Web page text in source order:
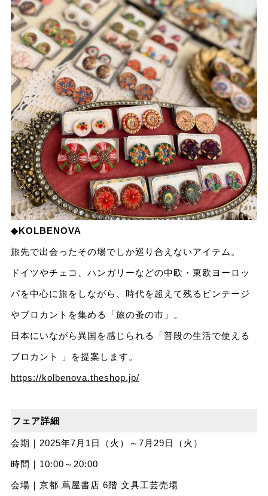
◆KOLBENOVA
旅先で出会ったその場でしか巡り合えないアイテム。
ドイツやチェコ、ハンガリーなどの中欧・東欧ヨーロッ
パを中心に旅をしながら、時代を超えて残るビンテージ
やブロカントを集める「旅の蚤の市」。
日本にいながら異国を感じられる「普段の生活で使える
ブロカント 」を提案します。
https://kolbenova.theshop.jp/
フェア詳細
会期｜2025年7月1日（火）～7月29日（火）
時間｜10:00～20:00
会場｜京都 蔦屋書店 6階 文具工芸売場